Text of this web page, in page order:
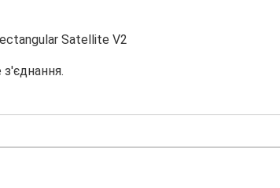
Satellite V2
з'єднання.